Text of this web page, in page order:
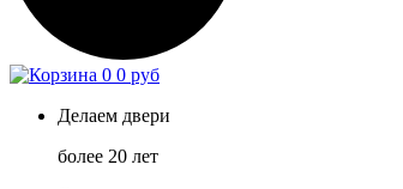
0 0 руб
Делаем двери
более 20 лет